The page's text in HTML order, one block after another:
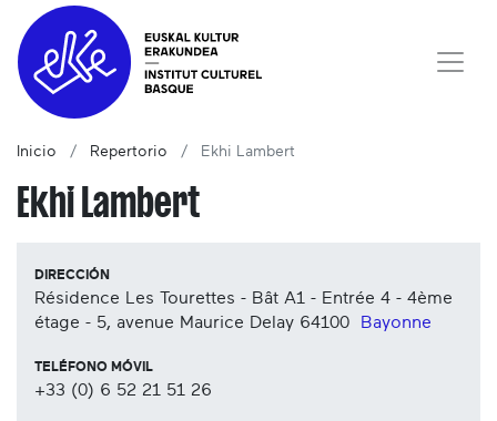
Inicio Repertorio Ekhi Lambert
Ekhi Lambert
DIRECCIÓN
Résidence Les Tourettes - Bât A1 - Entrée 4 - 4ème
étage - 5, avenue Maurice Delay 64100 Bayonne
TELÉFONO MÓVIL
+33 (0) 6 52 21 51 26